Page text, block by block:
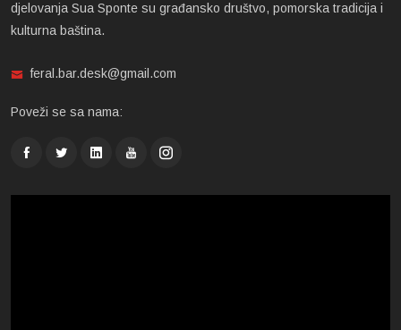
djelovanja Sua Sponte su građansko društvo, pomorska tradicija i
kulturna baština.
feral.bar.desk@gmail.com
Poveži se sa nama: